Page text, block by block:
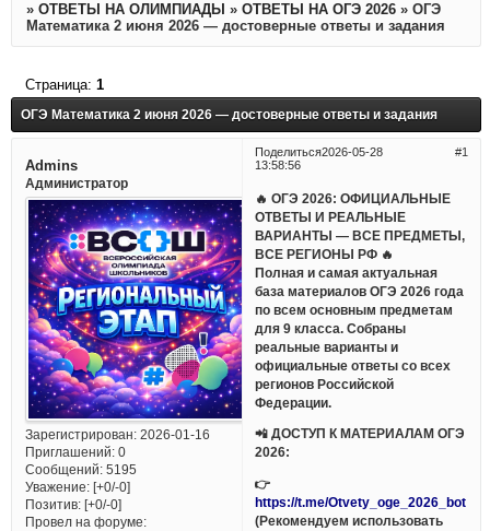
» ОТВЕТЫ НА ОЛИМПИАДЫ » ОТВЕТЫ НА ОГЭ 2026 » ОГЭ
Математика 2 июня 2026 — достоверные ответы и задания
ОГЭ Математика 2 июня 2026 — достоверные ответы и задания
Страница: 1
Поделиться 1
2026-05-28
13:58:56
Admins
Администратор
Зарегистрирован: 2026-01-16
Приглашений:0
Сообщений:5195
Уважение: [+0/-0]
Позитив: [+0/-0]
Провел на форуме:
🔥 ОГЭ 2026: ОФИЦИАЛЬНЫЕ
ОТВЕТЫ И РЕАЛЬНЫЕ
ВАРИАНТЫ — ВСЕ ПРЕДМЕТЫ,
ВСЕ РЕГИОНЫ РФ 🔥
Полная и самая актуальная
база материалов ОГЭ 2026 года
по всем основным предметам
для 9 класса. Собраны
реальные варианты и
официальные ответы со всех
регионов Российской
Федерации.
📲 ДОСТУП К МАТЕРИАЛАМ ОГЭ
2026:
👉
https://t.me/Otvety_oge_2026_bot
(Рекомендуем использовать